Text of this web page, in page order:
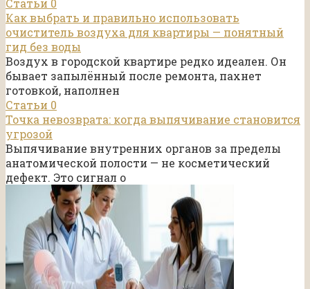
Как выбрать и правильно использовать
очиститель воздуха для квартиры — понятный
гид без воды
Воздух в городской квартире редко идеален. Он
бывает запылённый после ремонта, пахнет
готовкой, наполнен
Статьи 0
Точка невозврата: когда выпячивание становится
угрозой
Выпячивание внутренних органов за пределы
анатомической полости — не косметический
дефект. Это сигнал о